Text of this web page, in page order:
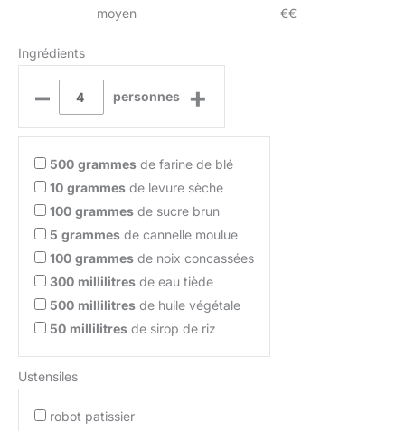
moyen €€
Ingrédients
– personnes +
500 grammes de farine de blé
10 grammes de levure sèche
100 grammes de sucre brun
5 grammes de cannelle moulue
100 grammes de noix concassées
300 millilitres de eau tiède
500 millilitres de huile végétale
50 millilitres de sirop de riz
Ustensiles
robot patissier